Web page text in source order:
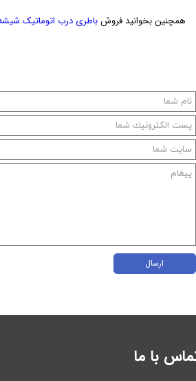
همچنین بخوانید فروشباطری درب اتوماتیک
ارسال
با ما